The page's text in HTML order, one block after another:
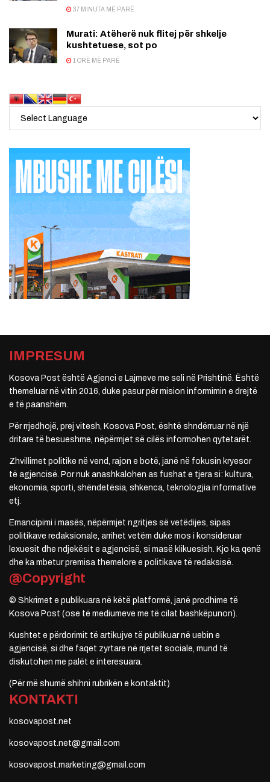
37 MINUTA MË PARË
Murati: Atëherë nuk flitej për shkelje
kushtetuese, sot po
1 ORË MË PARË
IMPRESUM
Kosova Post është Agjenci e Lajmeve me seli në Prishtinë. Është
themeluar në vitin 2016, duke pasur për mision informimin e drejtë
e të paanshëm.
Për rrjedhojë, prej vitesh, Kosova Post, është shndërruar në një
dritare të besueshme, nëpërmjet së cilës informohen qytetarët.
Zhvillimet politike në vend, rajon e botë, janë në fokusin kryesor
të agjencisë. Por nuk anashkalohen as fushat e tjera si: kultura,
ekonomia, sporti, shëndetësia, shkenca, teknologjia informative
etj.
Emancipimi i masës, nëpërmjet ngritjes së vetëdijes, sipas
politikave redaksionale, arrihet vetëm duke mos i konsideruar
lexuesit dhe ndjekësit e agjencisë, si masë klikuesish. Kjo ka qenë
dhe ka mbetur premisa themelore e politikave të redaksisë.
@Copyright
© Shkrimet e publikuara në këtë platformë, janë prodhime të
Kosova Post (ose të mediumeve me të cilat bashkëpunon).
Kushtet e përdorimit të artikujve të publikuar në uebin e
agjencisë, si dhe faqet zyrtare në rrjetet sociale, mund të
diskutohen me palët e interesuara.
(Për më shumë shihni rubrikën e kontaktit)
KONTAKTI
kosovapost.net
kosovapost.net@gmail.com
kosovapost.marketing@gmail.com